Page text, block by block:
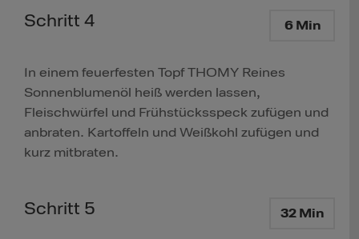
Schritt 4 6 Min
In einem feuerfesten Topf THOMY Reines
Sonnenblumenöl heiß werden lassen,
Fleischwürfel und Frühstücksspeck zufügen und
anbraten. Kartoffeln und Weißkohl zufügen und
kurz mitbraten.
Schritt 5 32 Min